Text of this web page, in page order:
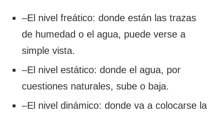
–El nivel freático: donde están las trazas
de humedad o el agua, puede verse a
simple vista.
–El nivel estático: donde el agua, por
cuestiones naturales, sube o baja.
–El nivel dinámico: donde va a colocarse la